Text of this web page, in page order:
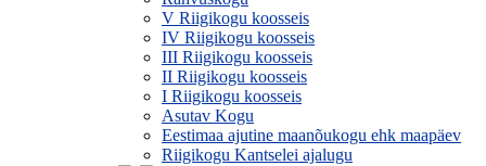
V Riigikogu koosseis
IV Riigikogu koosseis
III Riigikogu koosseis
II Riigikogu koosseis
I Riigikogu koosseis
Asutav Kogu
Eestimaa ajutine maanõukogu ehk maapäev
Riigikogu Kantselei ajalugu